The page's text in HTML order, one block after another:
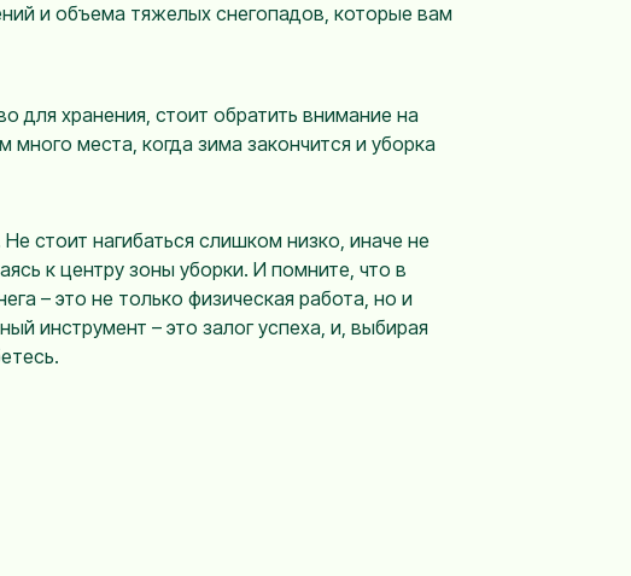
и объема тяжелых снегопадов, которые вам
для хранения, стоит обратить внимание на
места, когда зима закончится и уборка
стоит нагибаться слишком низко, иначе не
к центру зоны уборки. И помните, что в
– это не только физическая работа, но и
инструмент – это залог успеха, и, выбирая